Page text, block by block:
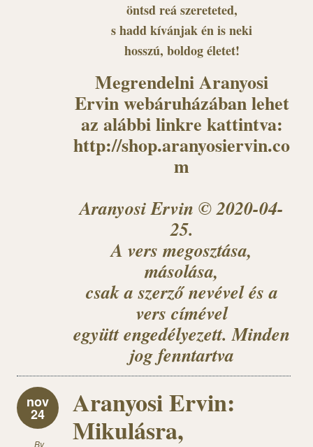
öntsd reá szereteted,
s hadd kívánjak én is neki
hosszú, boldog életet!
Megrendelni Aranyosi
Ervin webáruházában lehet
az alábbi linkre kattintva:
http://shop.aranyosiervin.co
m
Aranyosi Ervin © 2020-04-
25.
A vers megosztása,
másolása,
csak a szerző nevével és a
vers címével
együtt engedélyezett. Minden
jog fenntartva
nov
24
By
Aranyosi Ervin:
Mikulásra,